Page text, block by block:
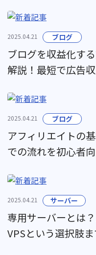
2025.04.21 ブログ
ブログを収益化す
解説！最短で広告
2025.04.21 ブログ
アフィリエイトの
での流れを初心者
2025.04.21 サーバー
専用サーバーとは
VPSという選択肢